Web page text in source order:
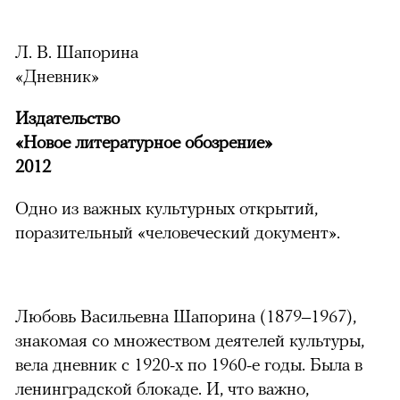
Л. В. Шапорина
«Дневник»
Издательство
«Новое литературное обозрение»
2012
Одно из важных культурных открытий,
поразительный «человеческий документ».
Любовь Васильевна Шапорина (1879–1967),
знакомая со множеством деятелей культуры,
вела дневник с 1920-х по 1960-е годы. Была в
ленинградской блокаде. И, что важно,